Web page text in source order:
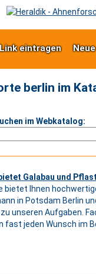
eintragen
berlin im
im Webkatalog:
Galabau und
Ihnen
in Potsdam Berlin
unseren Aufgaben.
jeden Wunsch im